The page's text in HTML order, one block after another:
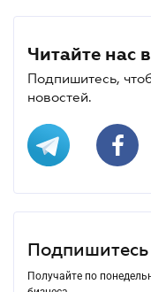
Читайте нас
Подпишитесь,
новостей.
Подпишитесь
Получайте по